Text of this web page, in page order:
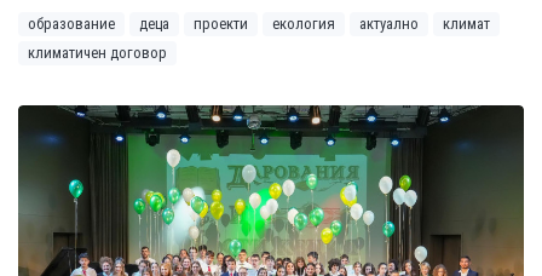
образование деца проекти екология актуално
климат
климатичен договор